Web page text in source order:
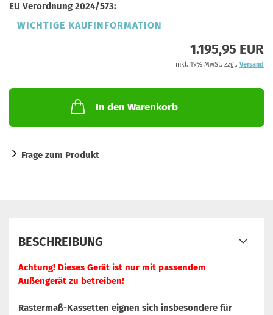
EU Verordnung 2024/573:
WICHTIGE KAUFINFORMATION
1.195,95 EUR
inkl. 19% MwSt. zzgl. Versand
In den Warenkorb
Frage zum Produkt
BESCHREIBUNG
Achtung! Dieses Gerät ist nur mit passendem
Außengerät zu betreiben!
Rastermaß-Kassetten eignen sich insbesondere für